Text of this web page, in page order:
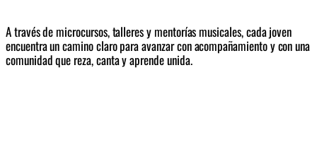
A través de microcursos, talleres y mentorías musicales, cada joven
encuentra un camino claro para avanzar con acompañamiento y con una
comunidad que reza, canta y aprende unida.